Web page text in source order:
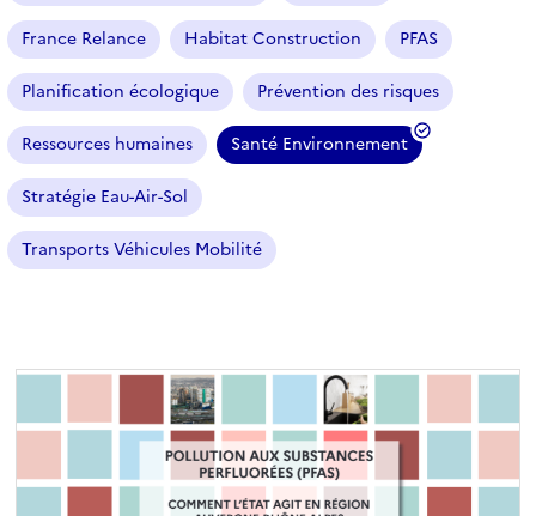
France Relance Habitat Construction PFAS
Planification écologique Prévention des risques
Ressources humaines Santé Environnement
(
é
e
c
t
Stratégie Eau-Air-Sol
Transports Véhicules Mobilité